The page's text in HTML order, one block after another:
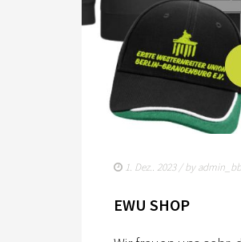
1. Dez.. 2023/ by
EWU SHOP